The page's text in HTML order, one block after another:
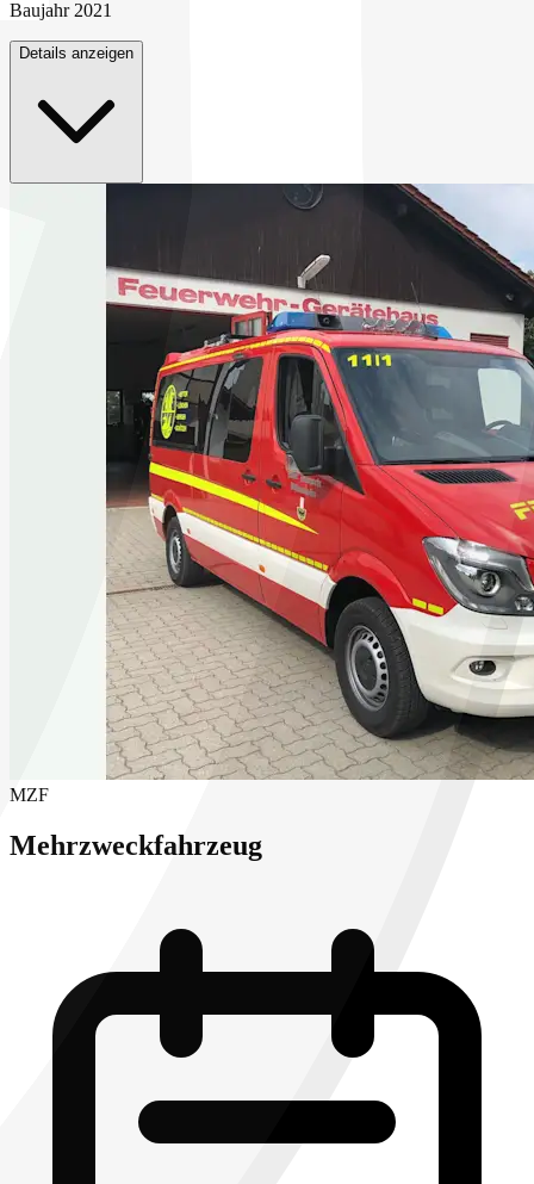
Baujahr2021
Details anzeigen
MZF
Mehrzweckfahrzeug